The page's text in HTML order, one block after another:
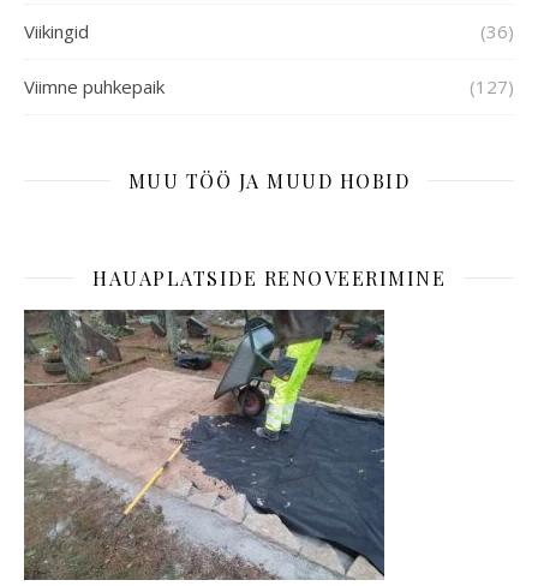
Viikingid (36)
Viimne puhkepaik (127)
MUU TÖÖ JA MUUD HOBID
HAUAPLATSIDE RENOVEERIMINE